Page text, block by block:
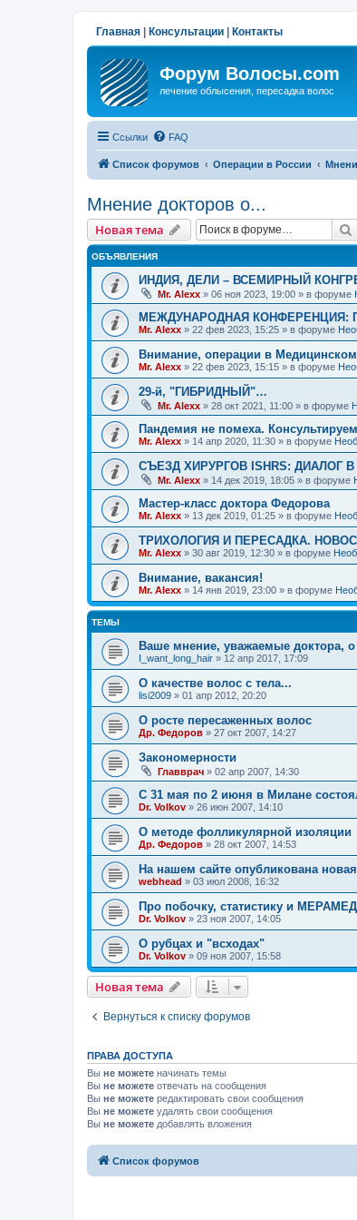
Главная Консультации Контакты
Форум Волосы.com
лечение облысения, пересадка волос
Ссылки FAQ
Список форумов Операции в России
Мнение докторов о...
Новая тема
ОБЪЯВЛЕНИЯ
ИНДИЯ, ДЕЛИ – ВСЕМИРНЫЙ
Mr. Alexx » 06 ноя 2023, 19:00 » в форуме
МЕЖДУНАРОДНАЯ КОНФЕРЕНЦИЯ:
Mr. Alexx » 22 фев 2023, 15:25 » в форуме
Внимание, операции в
Mr. Alexx » 22 фев 2023, 15:15 » в форуме
29-й, "ГИБРИДНЫЙ"…
Mr. Alexx » 28 окт 2021, 11:00 » в форуме
Пандемия не помеха.
Mr. Alexx » 14 апр 2020, 11:30 » в форуме
СЪЕЗД ХИРУРГОВ ISHRS: ДИАЛОГ В
Mr. Alexx » 14 дек 2019, 18:05 » в форуме
Мастер-класс доктора Федорова
Mr. Alexx » 13 дек 2019, 01:25 » в форуме
ТРИХОЛОГИЯ И ПЕРЕСАДКА.
Mr. Alexx » 30 авг 2019, 12:30 » в форуме
Внимание, вакансия!
Mr. Alexx » 14 янв 2019, 23:00 » в форуме
ТЕМЫ
Ваше мнение, уважаемые доктора, о
I_want_long_hair » 12 апр 2017, 17:09
О качестве волос с тела...
lisi2009 » 01 апр 2012, 20:20
О росте пересаженных волос
Др. Федоров » 27 окт 2007, 14:27
Закономерности
Главврач » 02 апр 2007, 14:30
С 31 мая по 2 июня в Милане
Dr. Volkov » 26 июн 2007, 14:10
О методе фолликулярной изоляции
Др. Федоров » 28 окт 2007, 14:53
На нашем сайте опубликована новая
webhead » 03 июл 2008, 16:32
Про побочку, статистику и МЕРАМЕД
Dr. Volkov » 23 ноя 2007, 14:05
О рубцах и "всходах"
Dr. Volkov » 09 ноя 2007, 15:58
Новая тема
Вернуться к списку форумов
ПРАВА ДОСТУПА
Вы не можете начинать темы
Вы не можете отвечать на сообщения
Вы не можете редактировать свои сообщения
Вы не можете удалять свои сообщения
Вы не можете добавлять вложения
Список форумов